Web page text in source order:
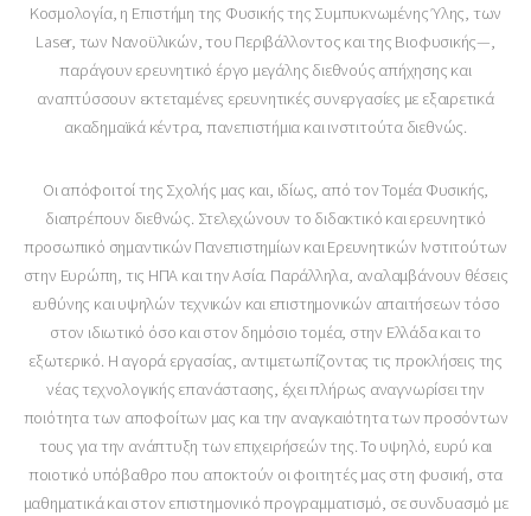
Κοσμολογία, η Επιστήμη της Φυσικής της Συμπυκνωμένης Ύλης, των
Laser, των Νανοϋλικών, του Περιβάλλοντος και της Βιοφυσικής—,
παράγουν ερευνητικό έργο μεγάλης διεθνούς απήχησης και
αναπτύσσουν εκτεταμένες ερευνητικές συνεργασίες με εξαιρετικά
ακαδημαϊκά κέντρα, πανεπιστήμια και ινστιτούτα διεθνώς.
Οι απόφοιτοί της Σχολής μας και, ιδίως, από τον Τομέα Φυσικής,
διαπρέπουν διεθνώς. Στελεχώνουν το διδακτικό και ερευνητικό
προσωπικό σημαντικών Πανεπιστημίων και Ερευνητικών Ινστιτούτων
στην Ευρώπη, τις ΗΠΑ και την Ασία. Παράλληλα, αναλαμβάνουν θέσεις
ευθύνης και υψηλών τεχνικών και επιστημονικών απαιτήσεων τόσο
στον ιδιωτικό όσο και στον δημόσιο τομέα, στην Ελλάδα και το
εξωτερικό. Η αγορά εργασίας, αντιμετωπίζοντας τις προκλήσεις της
νέας τεχνολογικής επανάστασης, έχει πλήρως αναγνωρίσει την
ποιότητα των αποφοίτων μας και την αναγκαιότητα των προσόντων
τους για την ανάπτυξη των επιχειρήσεών της. Το υψηλό, ευρύ και
ποιοτικό υπόβαθρο που αποκτούν οι φοιτητές μας στη φυσική, στα
μαθηματικά και στον επιστημονικό προγραμματισμό, σε συνδυασμό με